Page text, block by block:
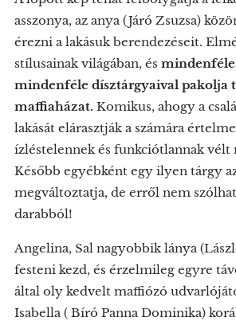
asszonya, az anya (Járó Zsuzsa)
érezni a lakásuk berendezéseit.
stílusainak világában, és
mindenféle dísztárgyaival pakolja
maffiaházat. Komikus, ahogy a
lakását elárasztják a számára
ízléstelennek és funkciótlannak vélt
Később egyébként egy ilyen tárgy
megváltoztatja, de erről nem
darabból!
Angelina, Sal nagyobbik lánya
festeni kezd, és érzelmileg egyre
által oly kedvelt maffiózó
Isabella ( Bíró Panna Dominika)